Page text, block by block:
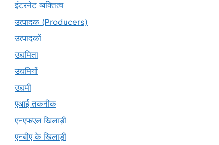
इंटरनेट व्यक्तित्व
उत्पादक (Producers)
उत्पादकों
उद्यमिता
उद्यमियों
उद्यमी
एआई तकनीक
एनएफएल खिलाड़ी
एनबीए के खिलाड़ी